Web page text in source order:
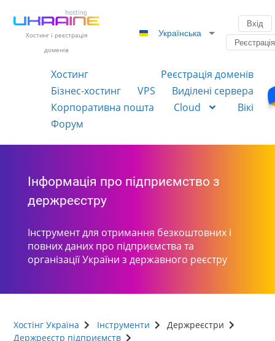
Хостинг і реєстрація
доменів
Українська
Вхід
Реєстрація
Хостинг
Реєстрація доменів
Бізнес-хостинг
VPS
Виділені сервера
Корпоративна пошта
Cloud
Вікі
Форум
Інформація про підприємство з
держреєстру
Інструмент для отримання безкоштовних і
повних даних про підприємства та
організації України з державного реєстру
Хостінг Україна Інструменти
Держреєстри
Держреєстр підприємств